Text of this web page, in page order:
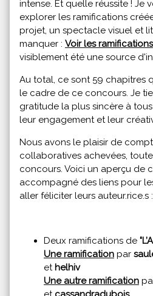
intense. Et quelle réussite ! Je
explorer les ramifications
projet, un spectacle visuel et
manquer : Voir les ramifications
visiblement été une source
Au total, ce sont 59 chapitres
le cadre de ce concours. Je
gratitude la plus sincère à
leur engagement et leur
Nous avons le plaisir de
collaboratives achevées,
concours. Voici un aperçu de
accompagné des liens pour
aller féliciter leurs auteur.rice.s :
Deux ramifications de
Une ramification par
et helhiv
Une autre ramification